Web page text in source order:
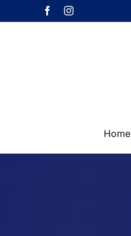
al
FacebookInstagram
Home